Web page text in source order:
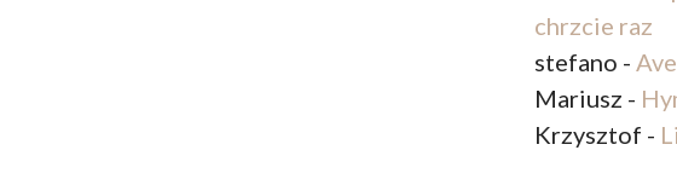
chrzcie raz
stefano -
Mariusz -
Krzysztof -